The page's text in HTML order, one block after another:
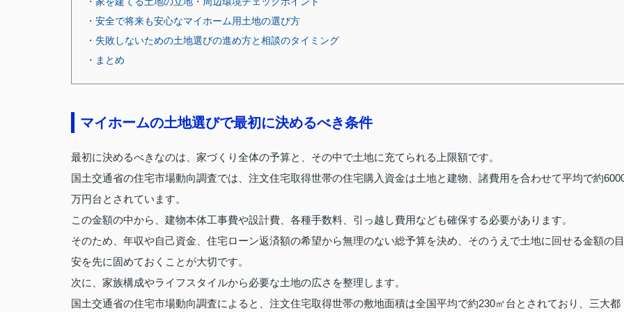
・安全で将来も安心なマイホーム用土地の選び方
・失敗しないための土地選びの進め方と相談のタイミング
・まとめ
マイホームの土地選びで最初に決めるべき条件
最初に決めるべきなのは、家づくり全体の予算と、その中で土地に充てられる上限額です。
国土交通省の住宅市場動向調査では、注文住宅取得世帯の住宅購入資金は土地と建物、諸費用を合わせて平均で約
万円台とされています。
この金額の中から、建物本体工事費や設計費、各種手数料、引っ越し費用なども確保する必要があります。
そのため、年収や自己資金、住宅ローン返済額の希望から無理のない総予算を決め、そのうえで土地に回せる金額の目
安を先に固めておくことが大切です。
次に、家族構成やライフスタイルから必要な土地の広さを整理します。
国土交通省の住宅市場動向調査によると、注文住宅取得世帯の敷地面積は全国平均で約230㎡台とされており、三大都